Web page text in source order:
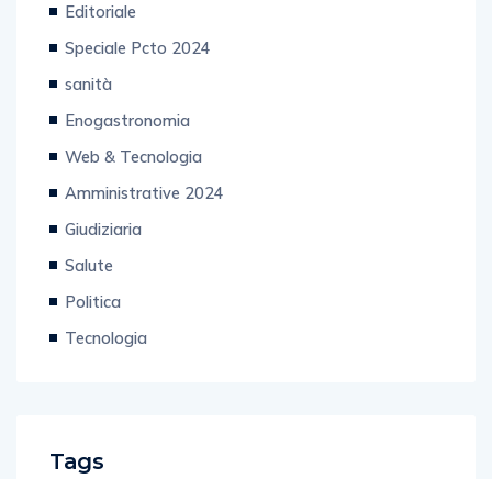
Speciale Pcto 2024
sanità
Enogastronomia
Web & Tecnologia
Amministrative 2024
Giudiziaria
Salute
Politica
Tecnologia